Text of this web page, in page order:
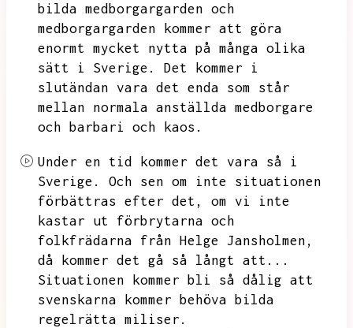
bilda medborgargarden och
medborgargarden kommer att göra
enormt mycket nytta på många olika
sätt i Sverige.
Det kommer i
slutändan vara det enda som står
mellan normala anställda medborgare
och barbari och kaos.
Under en tid kommer det vara så i
Sverige.
Och sen om inte situationen
förbättras efter det,
om vi inte
kastar ut förbrytarna och
folkfrädarna från Helge Jansholmen,
då kommer det gå så långt att...
Situationen kommer bli så dålig att
svenskarna kommer behöva bilda
regelrätta miliser.